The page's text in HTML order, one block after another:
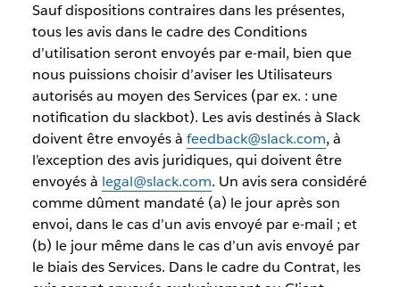
Sauf dispositions contraires dans les présentes,
tous les avis dans le cadre des Conditions
d’utilisation seront envoyés par e-mail, bien que
nous puissions choisir d’aviser les Utilisateurs
autorisés au moyen des Services (par ex. : une
notification du slackbot). Les avis destinés à Slack
doivent être envoyés à feedback@slack.com, à
l’exception des avis juridiques, qui doivent être
envoyés à legal@slack.com. Un avis sera considéré
comme dûment mandaté (a) le jour après son
envoi, dans le cas d’un avis envoyé par e-mail ; et
(b) le jour même dans le cas d’un avis envoyé par
le biais des Services. Dans le cadre du Contrat, les